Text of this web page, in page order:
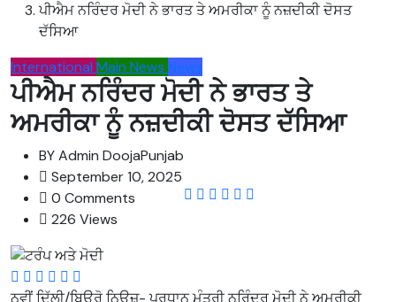
ਪੀਐਮ ਨਰਿੰਦਰ ਮੋਦੀ ਨੇ ਭਾਰਤ ਤੇ ਅਮਰੀਕਾ ਨੂੰ ਨਜ਼ਦੀਕੀ ਦੋਸਤ
ਦੱਸਿਆ
International Main News News
ਪੀਐਮ ਨਰਿੰਦਰ ਮੋਦੀ ਨੇ ਭਾਰਤ ਤੇ
ਅਮਰੀਕਾ ਨੂੰ ਨਜ਼ਦੀਕੀ ਦੋਸਤ ਦੱਸਿਆ
BYAdmin DoojaPunjab
September 10, 2025
0 Comments
226 Views
ਨਵੀਂ ਦਿੱਲੀ/ਬਿਊਰੋ ਨਿਊਜ਼- ਪ੍ਰਧਾਨ ਮੰਤਰੀ ਨਰਿੰਦਰ ਮੋਦੀ ਨੇ ਅਮਰੀਕੀ